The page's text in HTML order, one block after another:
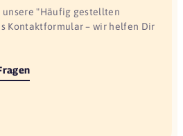
unsere "Häufig gestellten
Kontaktformular – wir helfen Dir